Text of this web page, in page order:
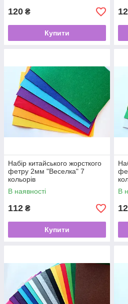
120 ₴
Купити
Набір китайського жорсткого
фетру 2мм "Веселка" 7
кольорів
В наявності
112 ₴
Купити
В